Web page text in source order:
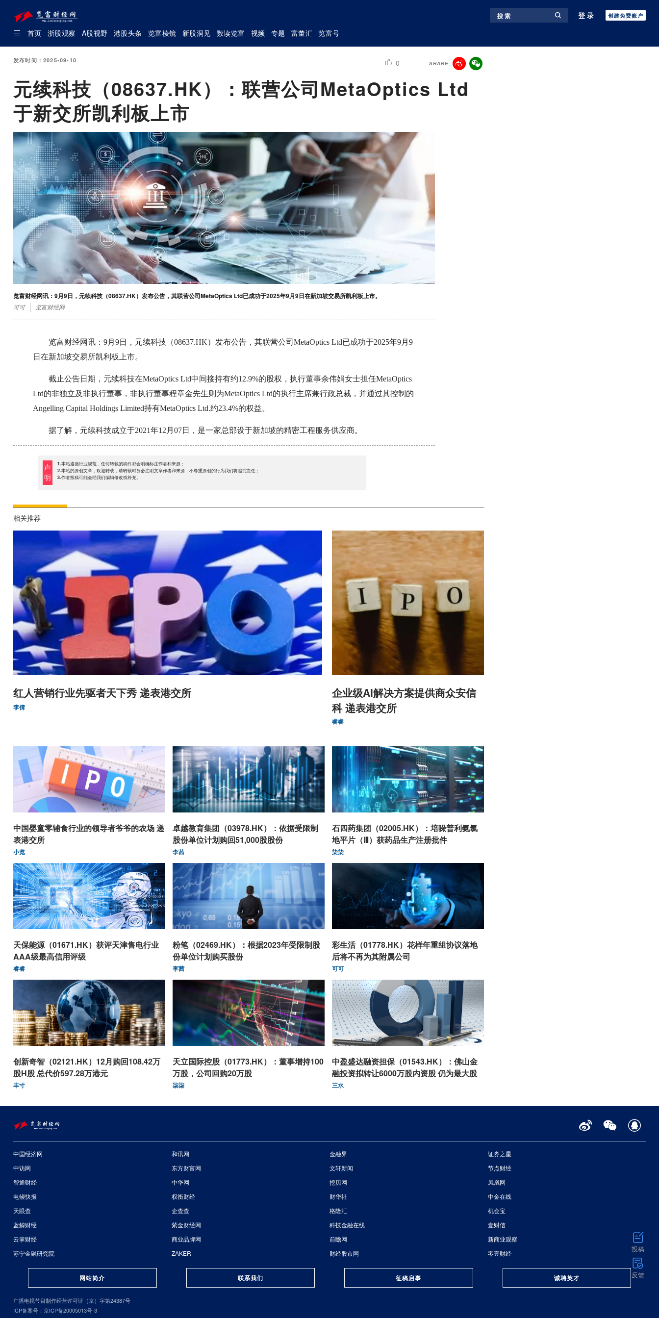
搜 索 登录 创建免费账户
首页 浙股观察 A股视野 港股头条 览富棱镜 新股洞见 数读览富 视频 专题 富董汇 览富号
发布时间：2025-09-10 0 SHARE
元续科技（08637.HK）：联营公司MetaOptics Ltd
于新交所凯利板上市
览富财经网讯：9月9日，元续科技（08637.HK）发布公告，其联营公司MetaOptics Ltd已成功于2025年9月9日在新加坡交易所凯利板上市。
可可 览富财经网
览富财经网讯：9月9日，元续科技（08637.HK）发布公告，其联营公司MetaOptics Ltd已成功于2025年9月9
日在新加坡交易所凯利板上市。
截止公告日期，元续科技在MetaOptics Ltd中间接持有约12.9%的股权，执行董事余伟娟女士担任MetaOptics
Ltd的非独立及非执行董事，非执行董事程章金先生则为MetaOptics Ltd的执行主席兼行政总裁，并通过其控制的
Angelling Capital Holdings Limited持有MetaOptics Ltd.约23.4%的权益。
据了解，元续科技成立于2021年12月07日，是一家总部设于新加坡的精密工程服务供应商。
声
明
1.本站遵循行业规范，任何转载的稿件都会明确标注作者和来源；
2.本站的原创文章，欢迎转载，请转载时务必注明文章作者和来源，不尊重原创的行为我们将追究责任；
3.作者投稿可能会经我们编辑修改或补充。
相关推荐
红人营销行业先驱者天下秀 递表港交所
李倩
企业级AI解决方案提供商众安信
科 递表港交所
睿睿
中国婴童零辅食行业的领导者爷爷的农场 递
表港交所
小览
卓越教育集团（03978.HK）：依据受限制
股份单位计划购回51,000股股份
李茜
石四药集团（02005.HK）：培哚普利氨氯
地平片（Ⅲ）获药品生产注册批件
柒柒
天保能源（01671.HK）获评天津售电行业
AAA级最高信用评级
睿睿
粉笔（02469.HK）：根据2023年受限制股
份单位计划购买股份
李茜
彩生活（01778.HK）花样年重组协议落地
后将不再为其附属公司
可可
创新奇智（02121.HK）12月购回108.42万
股H股 总代价597.28万港元
丰寸
天立国际控股（01773.HK）：董事增持100
万股，公司回购20万股
柒柒
中盈盛达融资担保（01543.HK）：佛山金
融投资拟转让6000万股内资股 仍为最大股
东
三水
中国经济网 和讯网 金融界
证券之星
中访网
东方财富网 文轩新闻
节点财经
智通财经
中华网 挖贝网
凤凰网
电鳗快报
权衡财经 财华社
中金在线
天眼查
企查查 格隆汇
机会宝
蓝鲸财经
紫金财经网 科技金融在线
壹财信
云掌财经
商业品牌网 前瞻网
新商业观察
苏宁金融研究院
ZAKER 财经股市网 零壹财经
网站简介 联系我们 征稿启事 诚聘英才
广播电视节目制作经营许可证（京）字第24387号
ICP备案号：京ICP备20005013号-3
投稿
反馈